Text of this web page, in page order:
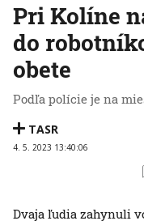
Pri Kolíne
do
obete
Podľa polície je na
TASR
4. 5. 2023 13:40:06
Dvaja ľudia zahynuli